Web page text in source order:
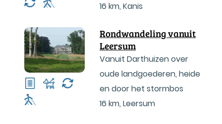
16 km, Kanis
Rondwandeling vanuit
Leersum
Vanuit Darthuizen over
oude landgoederen, heide
en door het stormbos
16 km, Leersum